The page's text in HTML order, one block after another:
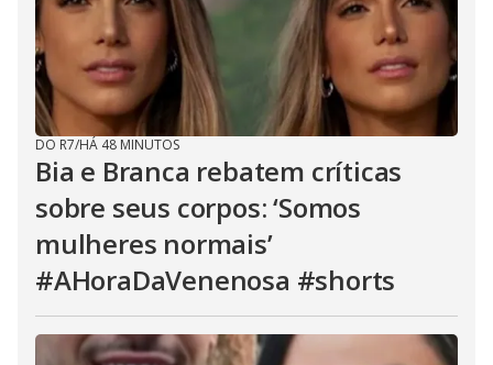
DO R7/HÁ 48 MINUTOS
Bia e Branca rebatem críticas
sobre seus corpos: ‘Somos
mulheres normais’
#AHoraDaVenenosa #shorts